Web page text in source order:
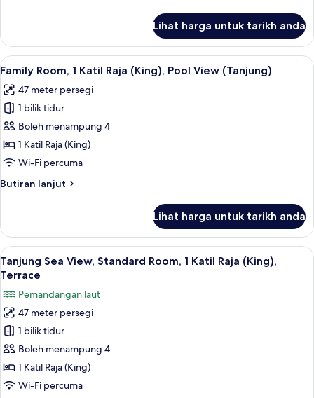
Suite
(Kinabalu
Jungle
Themed)
Lihat harga untuk tarikh anda
Lihat
semua
foto
untuk
Family
Room,
1
Raja
View
(Tanjung)
9
Family Room, 1 Katil Raja (King), Pool View (Tanjung)
47 meter persegi
1 bilik tidur
Boleh menampung 4
1 Katil Raja (King)
Wi-Fi percuma
Butiran lanjut
Butiran
Room,
Katil
Raja
Pool
View
(Tanjung)
Lihat harga untuk tarikh anda
Lihat
semua
untuk
Tanjung
Sea
View,
Standard
Room,
Gebar bulu kapas, peti besi dalam
7
Tanjung Sea View, Standard Room, 1 Katil Raja (King),
Terrace
Pemandangan laut
47 meter persegi
1 bilik tidur
Boleh menampung 4
1 Katil Raja (King)
Wi-Fi percuma